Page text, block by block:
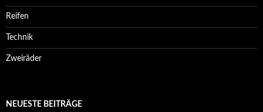
Reifen
Technik
Zweiräder
NEUESTE BEITRÄGE